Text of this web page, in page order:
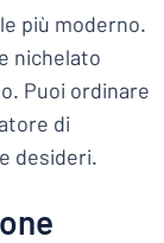
più moderno.
nichelato
Puoi ordinare
di
desideri.